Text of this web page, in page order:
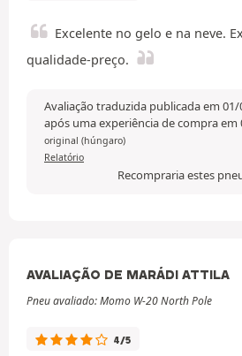
Excelente no gelo e na neve.
qualidade-preço.
Avaliação traduzida publicada em
após uma experiência de compra em
original (húngaro)
Relatório
Recompraria estes
AVALIAÇÃO DE MARÁDI ATTILA
Pneu avaliado: Momo W-20 North Pole
4/5